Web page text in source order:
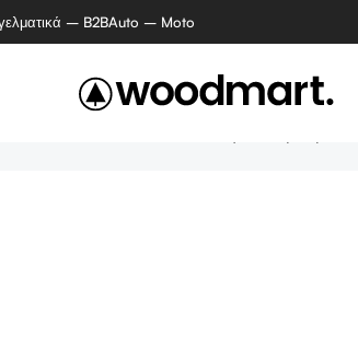
– B2BAuto – Moto